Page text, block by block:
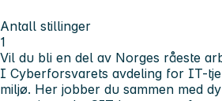
Antall stillinger
1
Vil du bli en del av Norges råeste
I Cyberforsvarets avdeling for IT-
miljø. Her jobber du sammen med